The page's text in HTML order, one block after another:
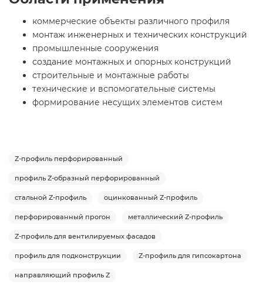
коммерческие объекты различного профиля
монтаж инженерных и технических конструкций
промышленные сооружения
создание монтажных и опорных конструкций
строительные и монтажные работы
технические и вспомогательные системы
формирование несущих элементов систем
Z-профиль перфорированный
профиль Z-образный перфорированный
стальной Z-профиль оцинкованный Z-профиль
перфорированный прогон металлический Z-профиль
Z-профиль для вентилируемых фасадов
профиль для подконструкции Z-профиль для гипсокартона
направляющий профиль Z